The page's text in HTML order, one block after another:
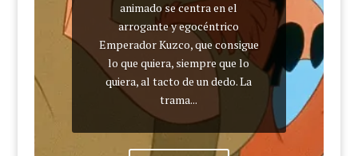
animado se centra en el
arrogante y egocéntrico
Emperador Kuzco, que consigue
lo que quiera, siempre que lo
quiera, al tacto de un dedo. La
trama...